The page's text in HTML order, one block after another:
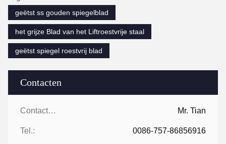
Contacten
Contacten: Mr. Tian
Tel.: 0086-757-86856916
geëtst ss gouden spiegelblad
het grijze Blad van het Liftroestvrije staal
geëtst spiegel roestvrij blad